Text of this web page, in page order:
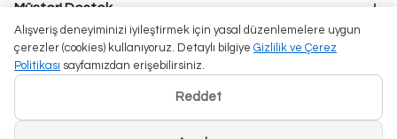
Alışveriş deneyiminizi iyileştirmek için yasal düzenlemelere uygun
çerezler (cookies) kullanıyoruz. Detaylı bilgiye Gizlilik ve Çerez
Politikası sayfamızdan erişebilirsiniz.
Reddet
Müşteri Destek